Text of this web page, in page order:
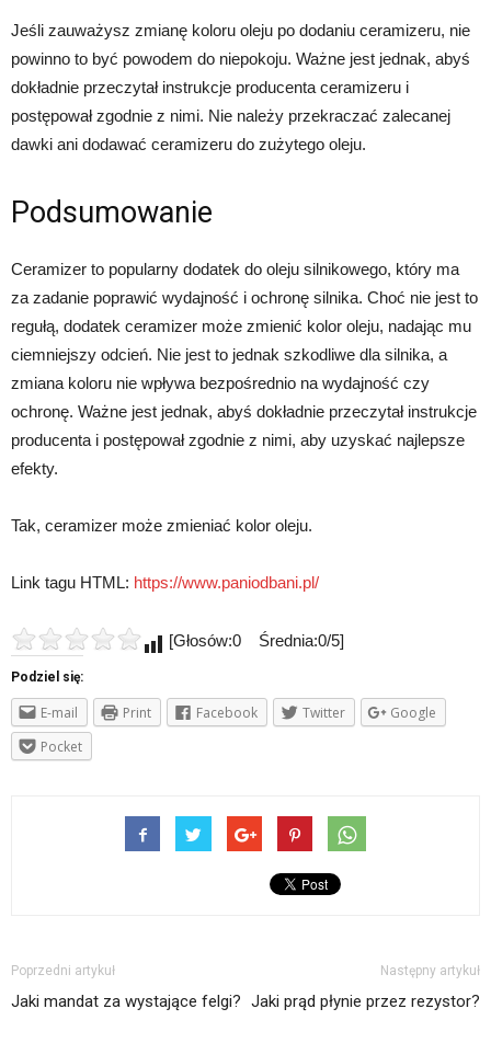
Jeśli zauważysz zmianę koloru oleju po dodaniu ceramizeru, nie
powinno to być powodem do niepokoju. Ważne jest jednak, abyś
dokładnie przeczytał instrukcje producenta ceramizeru i
postępował zgodnie z nimi. Nie należy przekraczać zalecanej
dawki ani dodawać ceramizeru do zużytego oleju.
Podsumowanie
Ceramizer to popularny dodatek do oleju silnikowego, który ma
za zadanie poprawić wydajność i ochronę silnika. Choć nie jest to
regułą, dodatek ceramizer może zmienić kolor oleju, nadając mu
ciemniejszy odcień. Nie jest to jednak szkodliwe dla silnika, a
zmiana koloru nie wpływa bezpośrednio na wydajność czy
ochronę. Ważne jest jednak, abyś dokładnie przeczytał instrukcje
producenta i postępował zgodnie z nimi, aby uzyskać najlepsze
efekty.
Tak, ceramizer może zmieniać kolor oleju.
Link tagu HTML: https://www.paniodbani.pl/
[Głosów:0 Średnia:0/5]
Podziel się:
E-mail Print Facebook Twitter
Google
Pocket
Poprzedni artykuł
Jaki mandat za wystające felgi?
Następny artykuł
Jaki prąd płynie przez rezystor?